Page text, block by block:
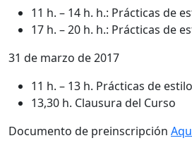
11 h. – 14 h. h.: Prácticas de
17 h. – 20 h. h.: Prácticas de
31 de marzo de 2017
11 h. – 13 h. Prácticas de
13,30 h. Clausura del Curso
Documento de preinscripción